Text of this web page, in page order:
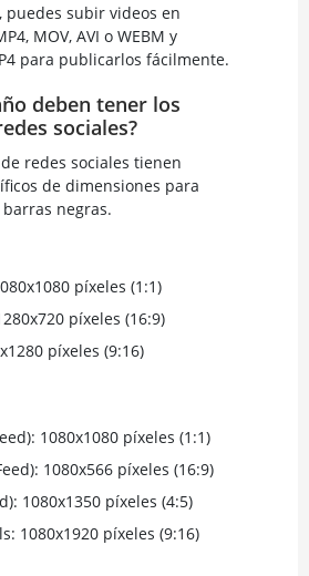
, puedes subir videos en
MOV, AVI o WEBM y
para publicarlos fácilmente.
deben tener los
sociales?
redes sociales tienen
de dimensiones para
negras.
píxeles (1:1)
píxeles (16:9)
píxeles (9:16)
1080x1080 píxeles (1:1)
1080x566 píxeles (16:9)
1080x1350 píxeles (4:5)
1080x1920 píxeles (9:16)